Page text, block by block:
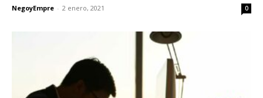
NegoyEmpre - 2 enero, 2021 0